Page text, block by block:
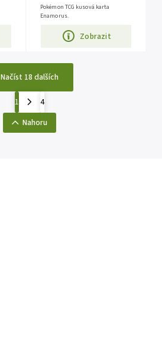
Zobrazit
Pokémon TCG kusová karta
Enamorus.
Načíst 18 dalších
1
4
Nahoru